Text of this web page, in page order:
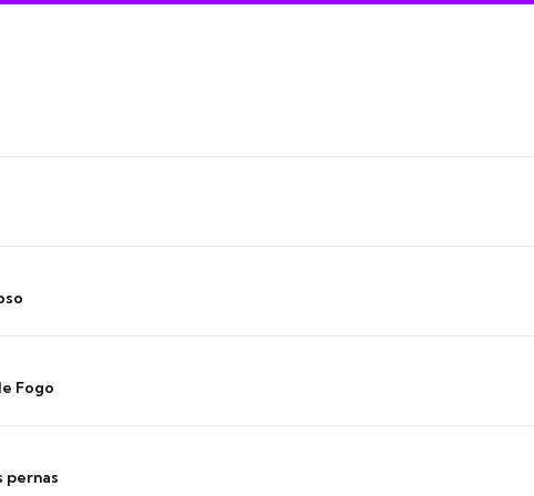
Fogo
pernas